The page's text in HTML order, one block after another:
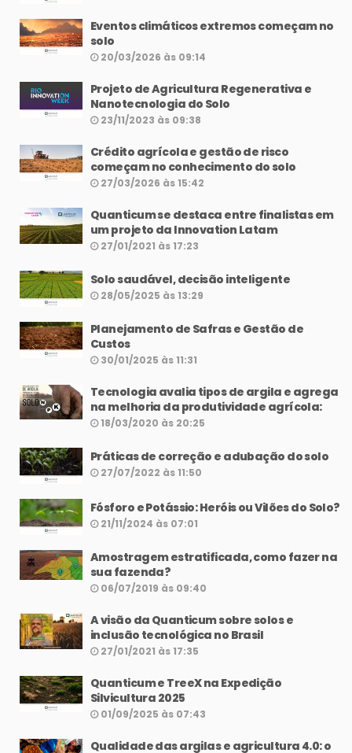
Eventos climáticos extremos começam no
solo
20/03/2026 às 09:14
Projeto de Agricultura Regenerativa e
Nanotecnologia do Solo
23/11/2023 às 09:38
Crédito agrícola e gestão de risco
começam no conhecimento do solo
27/03/2026 às 15:42
Quanticum se destaca entre finalistas em
um projeto da Innovation Latam
27/01/2021 às 17:23
Solo saudável, decisão inteligente
28/05/2025 às 13:29
Planejamento de Safras e Gestão de
Custos
30/01/2025 às 11:31
Tecnologia avalia tipos de argila e agrega
na melhoria da produtividade agrícola:
18/03/2020 às 20:25
Práticas de correção e adubação do solo
27/07/2022 às 11:50
Fósforo e Potássio: Heróis ou Vilões do Solo?
21/11/2024 às 07:01
Amostragem estratificada, como fazer na
sua fazenda?
06/07/2019 às 09:40
A visão da Quanticum sobre solos e
inclusão tecnológica no Brasil
27/01/2021 às 17:35
Quanticum e TreeX na Expedição
Silvicultura 2025
01/09/2025 às 07:43
Qualidade das argilas e agricultura 4.0: o